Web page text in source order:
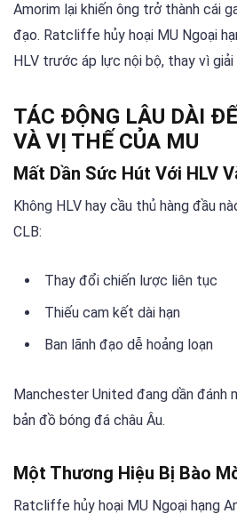
Amorim lại khiến ông trở thành cái
đạo. Ratcliffe hủy hoại MU Ngoại
HLV trước áp lực nội bộ, thay vì
TÁC ĐỘNG LÂU DÀI
VÀ VỊ THẾ CỦA MU
Mất Dần Sức Hút Với HLV
Không HLV hay cầu thủ hàng đầu
CLB:
Thay đổi chiến lược liên tục
Thiếu cam kết dài hạn
Ban lãnh đạo dễ hoảng loạn
Manchester United đang dần đánh
bản đồ bóng đá châu Âu.
Một Thương Hiệu Bị Bào
Ratcliffe hủy hoại MU Ngoại hạng